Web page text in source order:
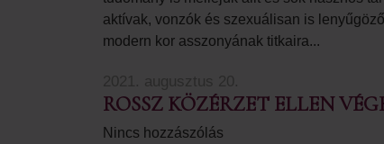
aktívak, vonzók és szexuálisan is
modern kor asszonyának titkaira...
ROSSZ KÖZÉRZET ELLEN
Nincs hozzászólás